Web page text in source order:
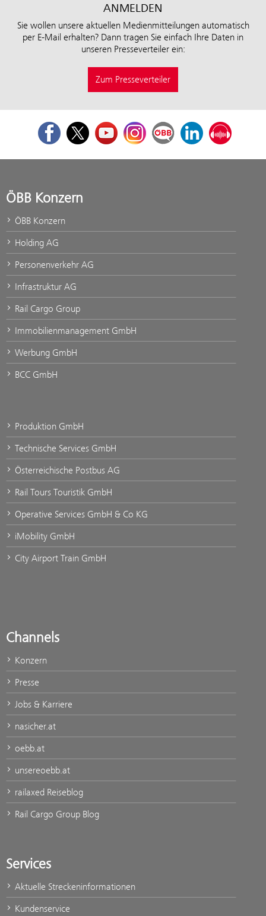
ANMELDEN
Sie wollen unsere aktuellen Medienmitteilungen automatisch
per E-Mail erhalten? Dann tragen Sie einfach Ihre Daten in
unseren Presseverteiler ein:
Zum Presseverteiler
FacebookTwitterYoutubeInstagramÖBB Corporate Blog
LinkedInPodcast
ÖBB Konzern
ÖBB Konzern
Holding AG
Personenverkehr AG
Infrastruktur AG
Rail Cargo Group
Immobilienmanagement GmbH
Werbung GmbH
BCC GmbH
Produktion GmbH
Technische Services GmbH
Österreichische Postbus AG
Rail Tours Touristik GmbH
Operative Services GmbH & Co KG
iMobility GmbH
City Airport Train GmbH
Channels
Konzern
Presse
Jobs & Karriere
nasicher.at
oebb.at
unsereoebb.at
railaxed Reiseblog
Rail Cargo Group Blog
Services
Aktuelle Streckeninformationen
Kundenservice